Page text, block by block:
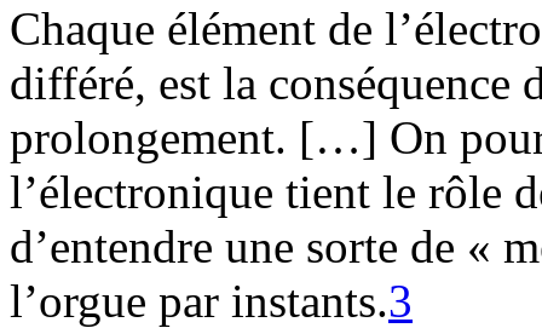
Chaque élément de
différé, est la conséquence
prolongement. […] On
l’électronique tient le rôle
d’entendre une sorte de «
l’orgue par instants.3